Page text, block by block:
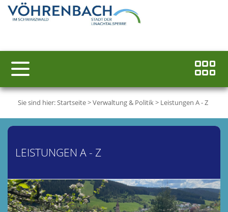
Sie sind hier:Startseite>Verwaltung & Politik> Leistungen A - Z
LEISTUNGEN A - Z